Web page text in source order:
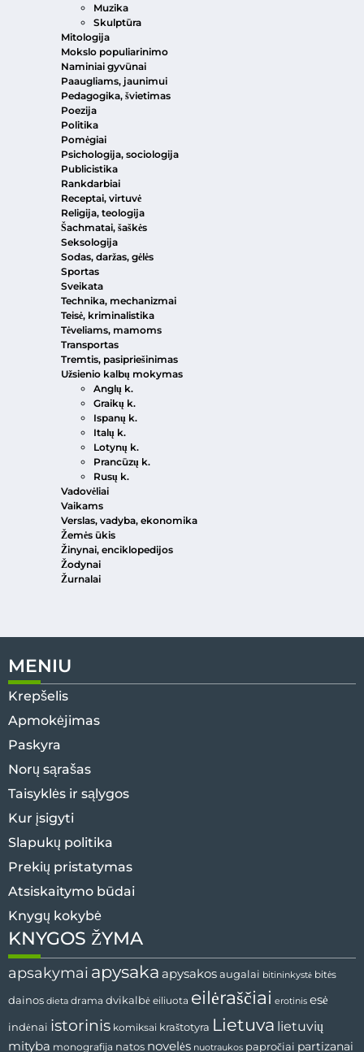
Muzika
Skulptūra
Mitologija
Mokslo populiarinimo
Naminiai gyvūnai
Paaugliams, jaunimui
Pedagogika, švietimas
Poezija
Politika
Pomėgiai
Psichologija, sociologija
Publicistika
Rankdarbiai
Receptai, virtuvė
Religija, teologija
Šachmatai, šaškės
Seksologija
Sodas, daržas, gėlės
Sportas
Sveikata
Technika, mechanizmai
Teisė, kriminalistika
Tėveliams, mamoms
Transportas
Tremtis, pasipriešinimas
Užsienio kalbų mokymas
Anglų k.
Graikų k.
Ispanų k.
Italų k.
Lotynų k.
Prancūzų k.
Rusų k.
Vadovėliai
Vaikams
Verslas, vadyba, ekonomika
Žemės ūkis
Žinynai, enciklopedijos
Žodynai
Žurnalai
MENIU
Krepšelis
Apmokėjimas
Paskyra
Norų sąrašas
Taisyklės ir sąlygos
Kur įsigyti
Slapukų politika
Prekių pristatymas
Atsiskaitymo būdai
Knygų kokybė
KNYGOS ŽYMA
apsakymai apysaka apysakos augalai bitininkystė bitės
dainos dieta drama dvikalbė eiliuota eilėraščiai erotinis esė
indėnai istorinis komiksai kraštotyra Lietuva lietuvių
mityba monografija natos novelės nuotraukos papročiai partizanai